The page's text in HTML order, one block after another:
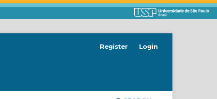
Register Login